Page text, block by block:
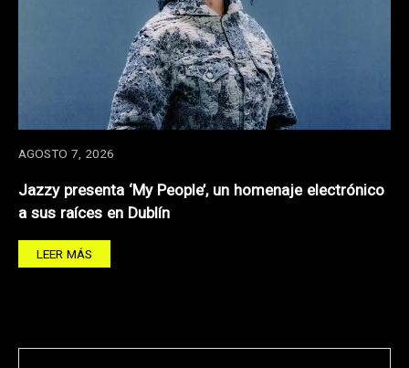
AGOSTO 7, 2026
Jazzy presenta ‘My People’, un homenaje electrónico
a sus raíces en Dublín
LEER MÁS